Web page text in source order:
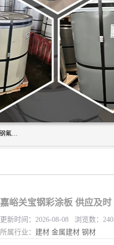
上海轩本实业有限公司主营产品：宝钢彩钢板、宝钢彩钢卷、宝钢彩涂板、宝钢彩涂卷、宝钢高耐候彩钢板，宝钢氟碳彩钢板。是一家集钢铁贸易，物流、加工为一体的产业全配套公司。
嘉峪关宝钢彩涂板 供应及时
更新时间：2026-08-08 浏览数：240
所属行业： 建材 金属建材 钢材